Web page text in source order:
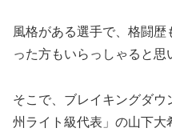
風格がある選手で、格闘
った方もいらっしゃると思
そこで、ブレイキングダ
州ライト級代表」の山下大